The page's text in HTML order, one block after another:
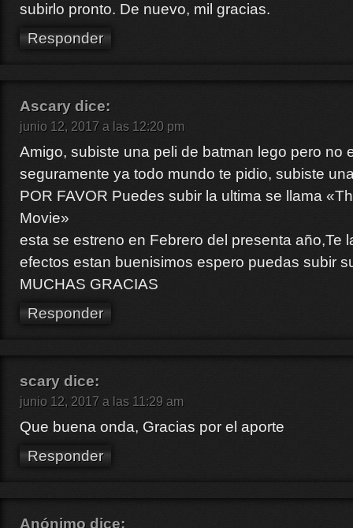
subirlo pronto. De nuevo, mil gracias.
Responder
Ascary dice:
junio 12, 2017 a las 12:20 pm
Amigo, subiste una peli de batman lego pero no
seguramente ya todo mundo te pidio, subiste
POR FAVOR Puedes subir la ultima se llama
Movie»
esta se estreno en Febrero del presenta año,Te
efectos estan buenisimos espero puedas subir
MUCHAS GRACIAS
Responder
scary dice:
junio 12, 2017 a las 11:29 am
Que buena onda, Gracias por el aporte
Responder
Anónimo dice: